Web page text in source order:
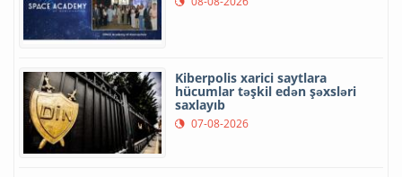
Kiberpolis xarici saytlara
hücumlar təşkil edən şəxsləri
saxlayıb
07-08-2026